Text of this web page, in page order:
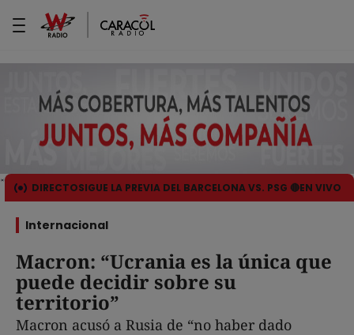
DIRECTOSIGUE LA PREVIA DEL BARCELONA VS. PSG 🔴EN VIVO
Internacional
Macron: “Ucrania es la única que
puede decidir sobre su
territorio”
Macron acusó a Rusia de “no haber dado